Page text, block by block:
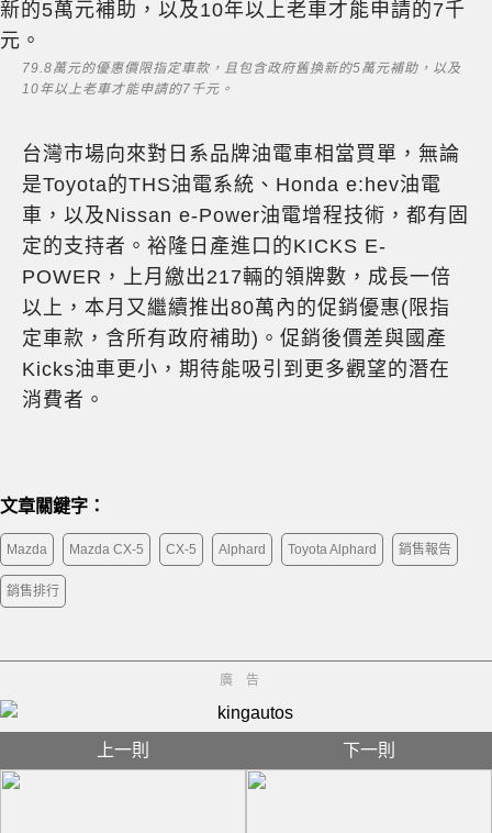
79.8萬元的優惠價限指定車款，且包含政府舊換新的5萬元補助，以及
10年以上老車才能申請的7千元。
台灣市場向來對日系品牌油電車相當買單，無論
是Toyota的THS油電系統、Honda e:hev油電
車，以及Nissan e-Power油電增程技術，都有固
定的支持者。裕隆日產進口的KICKS E-
POWER，上月繳出217輛的領牌數，成長一倍
以上，本月又繼續推出80萬內的促銷優惠(限指
定車款，含所有政府補助)。促銷後價差與國產
Kicks油車更小，期待能吸引到更多觀望的潛在
消費者。
文章關鍵字：
Mazda Mazda CX-5 CX-5 Alphard Toyota Alphard 銷售報告
銷售排行
廣告
上一則 下一則